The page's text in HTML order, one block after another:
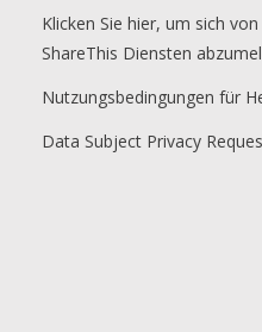
Klicken Sie hier, um sich
ShareThis Diensten
Nutzungsbedingungen für
Data Subject Privacy